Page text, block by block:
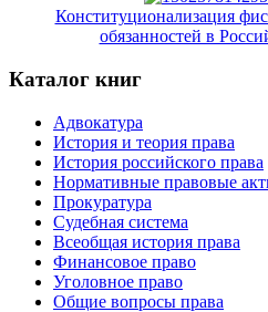
Конституционализация
обязанностей в
Каталог книг
Адвокатура
История и теория права
История российского права
Нормативные правовые
Прокуратура
Судебная система
Всеобщая история права
Финансовое право
Уголовное право
Общие вопросы права